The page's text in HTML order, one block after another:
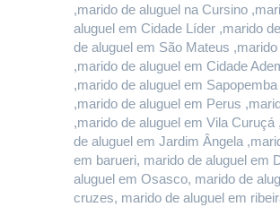
,marido de aluguel na Cursino
aluguel em Cidade Líder ,marido
de aluguel em São Mateus
,marido de aluguel em Cidade
,marido de aluguel em
,marido de aluguel em Perus
,marido de aluguel em Vila
de aluguel em Jardim Ângela
em barueri, marido de aluguel em
aluguel em Osasco, marido de
cruzes, marido de aluguel em